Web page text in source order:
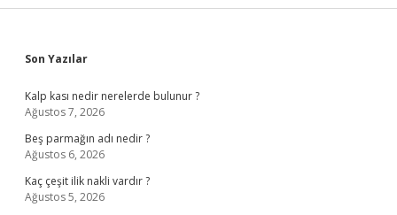
Sidebar
Son Yazılar
Kalp kası nedir nerelerde bulunur ?
Ağustos 7, 2026
Beş parmağın adı nedir ?
Ağustos 6, 2026
Kaç çeşit ilik nakli vardır ?
Ağustos 5, 2026